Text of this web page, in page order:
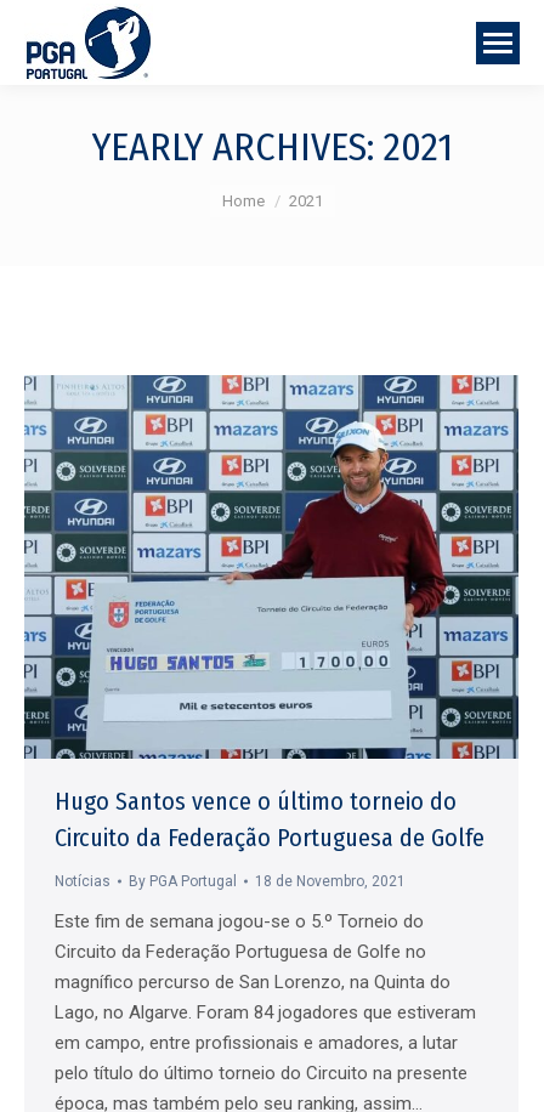
YEARLY ARCHIVES: 2021
Home 2021
Hugo Santos vence o último torneio do
Circuito da Federação Portuguesa de Golfe
Notícias By PGA Portugal 18 de Novembro, 2021
Este fim de semana jogou-se o 5.º Torneio do
Circuito da Federação Portuguesa de Golfe no
magnífico percurso de San Lorenzo, na Quinta do
Lago, no Algarve. Foram 84 jogadores que estiveram
em campo, entre profissionais e amadores, a lutar
pelo título do último torneio do Circuito na presente
época, mas também pelo seu ranking, assim…